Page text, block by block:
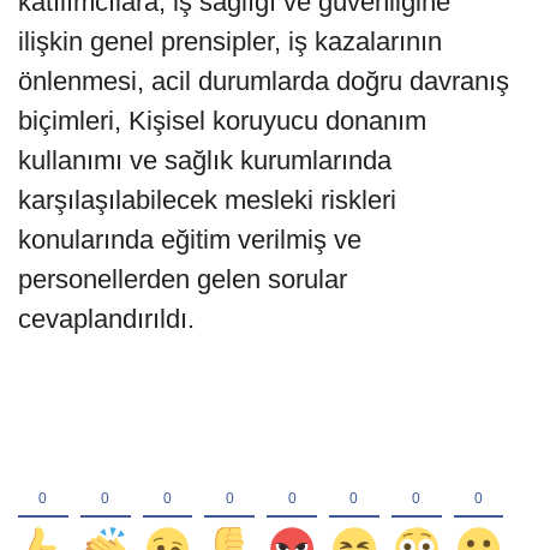
ilişkin genel prensipler, iş kazalarının
önlenmesi, acil durumlarda doğru davranış
biçimleri, Kişisel koruyucu donanım
kullanımı ve sağlık kurumlarında
karşılaşılabilecek mesleki riskleri
konularında eğitim verilmiş ve
personellerden gelen sorular
cevaplandırıldı.